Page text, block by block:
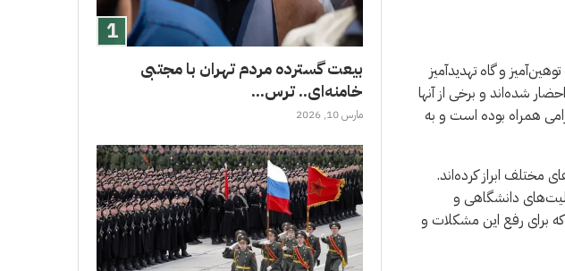
و گاه تهدیدآمیز
شده‌اند و برخی از آنها
همراه بوده است و به
مختلف ابراز کرده‌اند.
دانشگاهی و
برای رفع این مشکلات و
بیعت گسترده مردم تهران با مجتبی
خامنه‌ای.. ترس...
مارس 10, 2026